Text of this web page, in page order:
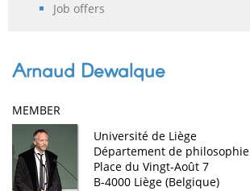
Job offers
Arnaud Dewalque
MEMBER
Université de Liège
Département de philosophie
Place du Vingt-Août 7
B-4000 Liège (Belgique)